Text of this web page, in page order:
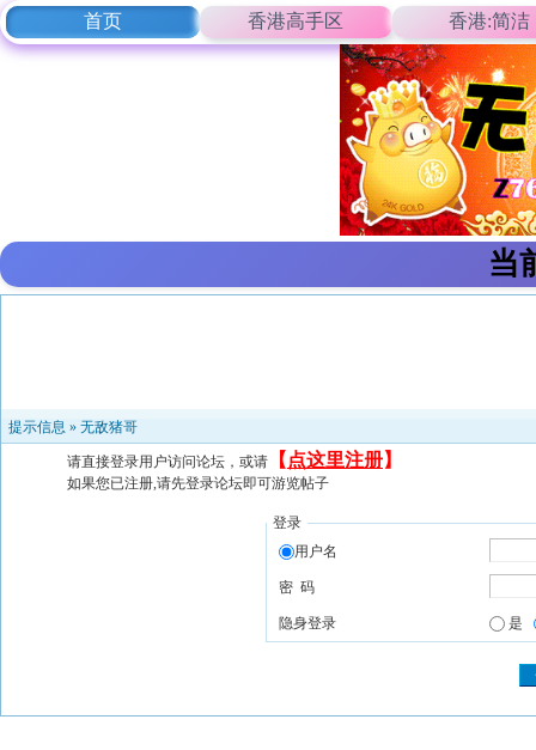
首页 香港高手区 香港:简洁
当
提示信息 » 无敌猪哥
请直接登录用户访问论坛，或请 【 点这里注册】
如果您已注册,请先登录论坛即可游览帖子
登录
用户名
密 码
隐身登录 是